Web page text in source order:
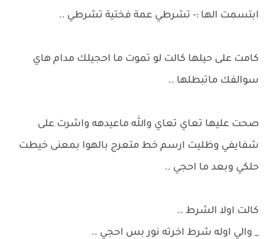
ابتسمت الها :- تشرطي عمة فختية تشرطي ..
كامت على حيلها كالت لو تموت ما احجيلك مدام هاي
سوالفك ماتبطلها ..
صحت عليها تعاي تعاي والله ماعيدهه واشرت على
شفايفي وظليت ارسم خط متعرج بالهوا بمعنى خيطت
حلكي وبعد ما احجي ..
كالت اولا الشرط ..
_ والي اوله شرط اخرته نور بس احجي ..